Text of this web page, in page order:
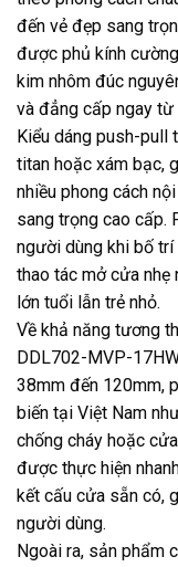
đến vẻ đẹp sang
được phủ kính
kim nhôm đúc
và đẳng cấp ngay
Kiểu dáng push-pull
titan hoặc xám bạc,
nhiều phong cách
sang trọng cao cấp.
người dùng khi bố trí
thao tác mở cửa nhẹ
lớn tuổi lẫn trẻ nhỏ.
Về khả năng tương
DDL702-MVP-
38mm đến 120mm,
biến tại Việt Nam
chống cháy hoặc
được thực hiện
kết cấu cửa sẵn có,
người dùng.
Ngoài ra, sản phẩm